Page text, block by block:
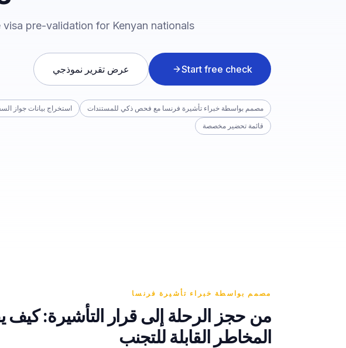
pre-validation for Kenyan nationals.
Start free check عرض تقرير نموذجي
مصمم بواسطة خبراء تأشيرة فرنسا مع فحص ذكي للمستندات
استخراج بيانات جواز
قائمة تحضير مخصصة
مصمم بواسطة خبراء تأشيرة فرنسا
المخاطر القابلة للتجنب